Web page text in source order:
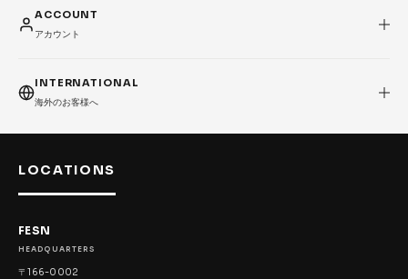
ACCOUNT
アカウント
INTERNATIONAL
海外のお客様へ
LOCATIONS
FESN
HEADQUARTERS
〒166-0002